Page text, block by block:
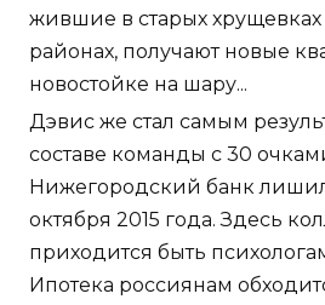
жившие в старых
районах, получают новые
новостойке на шару...
Дэвис же стал самым
составе команды с 30
Нижегородский банк
октября 2015 года. Здесь
приходится быть
Ипотека россиянам